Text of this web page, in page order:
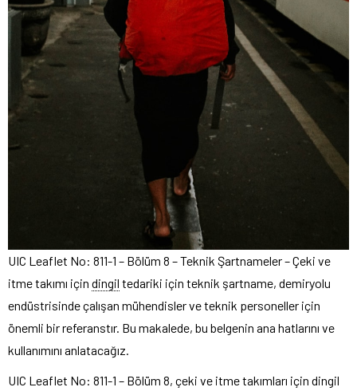
UIC Leaflet No: 811-1 – Bölüm 8 – Teknik Şartnameler – Çeki ve
itme takımı için dingil tedariki için teknik şartname, demiryolu
endüstrisinde çalışan mühendisler ve teknik personeller için
önemli bir referanstır. Bu makalede, bu belgenin ana hatlarını ve
kullanımını anlatacağız.
UIC Leaflet No: 811-1 – Bölüm 8, çeki ve itme takımları için dingil